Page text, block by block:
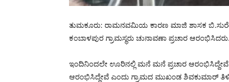
ತುಮಕೂರು: ರಾಮನವಮಿಯ ಕಾರಣ ಮಾಜಿ ಶಾಸಕ
ಕಂಬಾಳಪುರ ಗ್ರಾಮಸ್ಥರು ಚುನಾವಣಾ ಪ್ರಚಾರ ಆರಂಭಿಸಿದರು.
ಇಂದಿನಿಂದಲೇ ಊರಿನಲ್ಲಿ ಮನೆ ಮನೆ ಪ್ರಚಾರ ಆರಂಭಿಸಿದ್ದೇವೆ.
ಆರಂಭಿಸಿದ್ದೇವೆ ಎಂದು ಗ್ರಾಮದ ಮುಖಂಡ‌ ಶಿವಕುಮಾರ್